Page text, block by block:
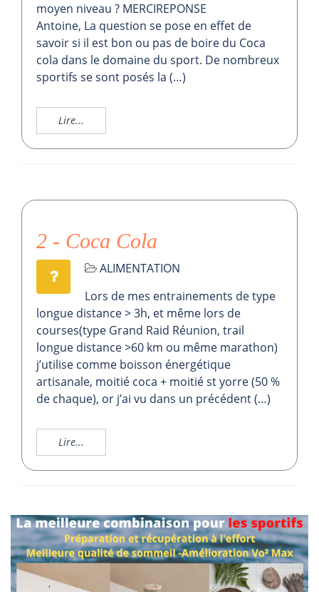
moyen niveau ? MERCIREPONSE
Antoine, La question se pose en effet de
savoir si il est bon ou pas de boire du Coca
cola dans le domaine du sport. De nombreux
sportifs se sont posés la (…)
Lire...
2 - Coca Cola
ALIMENTATION
Lors de mes entrainements de type
longue distance > 3h, et même lors de
courses(type Grand Raid Réunion, trail
longue distance >60 km ou même marathon)
j’utilise comme boisson énergétique
artisanale, moitié coca + moitié st yorre (50 %
de chaque), or j’ai vu dans un précédent (…)
Lire...